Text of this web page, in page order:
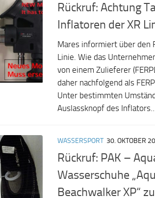
Rückruf: Achtung
Inflatoren der XR
Mares informiert über den
Linie. Wie das
von einem Zulieferer
daher nachfolgend als
Unter bestimmten
Auslassknopf des
WASSERSPORT 30. OKTOBER
Rückruf: PAK –
Wasserschuhe
Beachwalker XP“